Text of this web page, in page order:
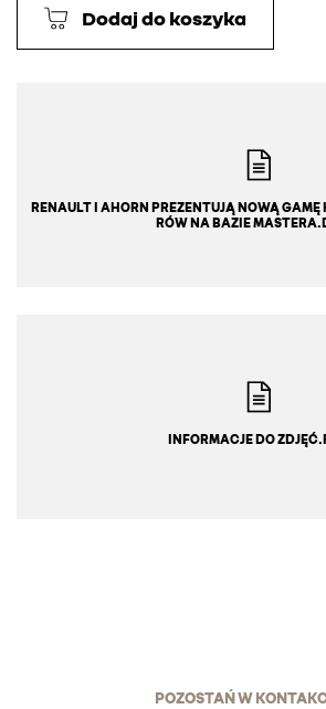
Dodaj do koszyka
RENAULT I AHORN PREZENTUJĄ NOWĄ GAMĘ
RÓW NA BAZIE
INFORMACJE DO
POZOSTAŃ W